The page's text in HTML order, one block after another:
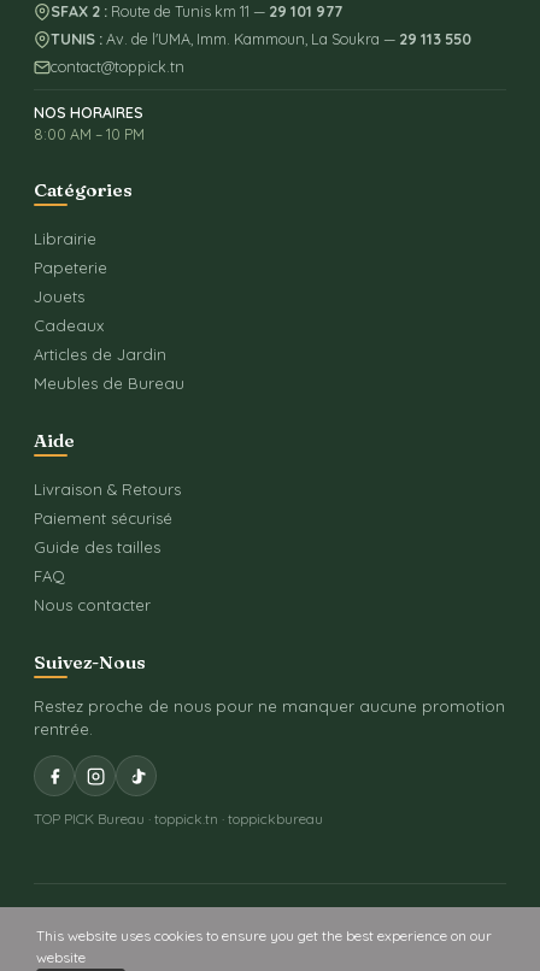
SFAX 2 : Route de Tunis km 11 — 29 101 977
TUNIS : Av. de l'UMA, Imm. Kammoun, La Soukra — 29 113 550
contact@toppick.tn
NOS HORAIRES
8:00 AM – 10 PM
Catégories
Librairie
Papeterie
Jouets
Cadeaux
Articles de Jardin
Meubles de Bureau
Aide
Livraison & Retours
Paiement sécurisé
Guide des tailles
FAQ
Nous contacter
Suivez-Nous
Restez proche de nous pour ne manquer aucune promotion
rentrée.
TOP PICK Bureau · toppick.tn · toppickbureau
This website uses cookies to ensure you get the best experience on our
website